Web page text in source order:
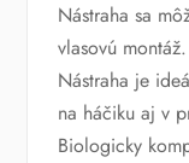
Nástraha sa
vlasovú montáž.
Nástraha je
na háčiku aj v
Biologicky